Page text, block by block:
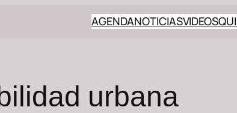
AGENDANOTICIASVIDEOS
urbana